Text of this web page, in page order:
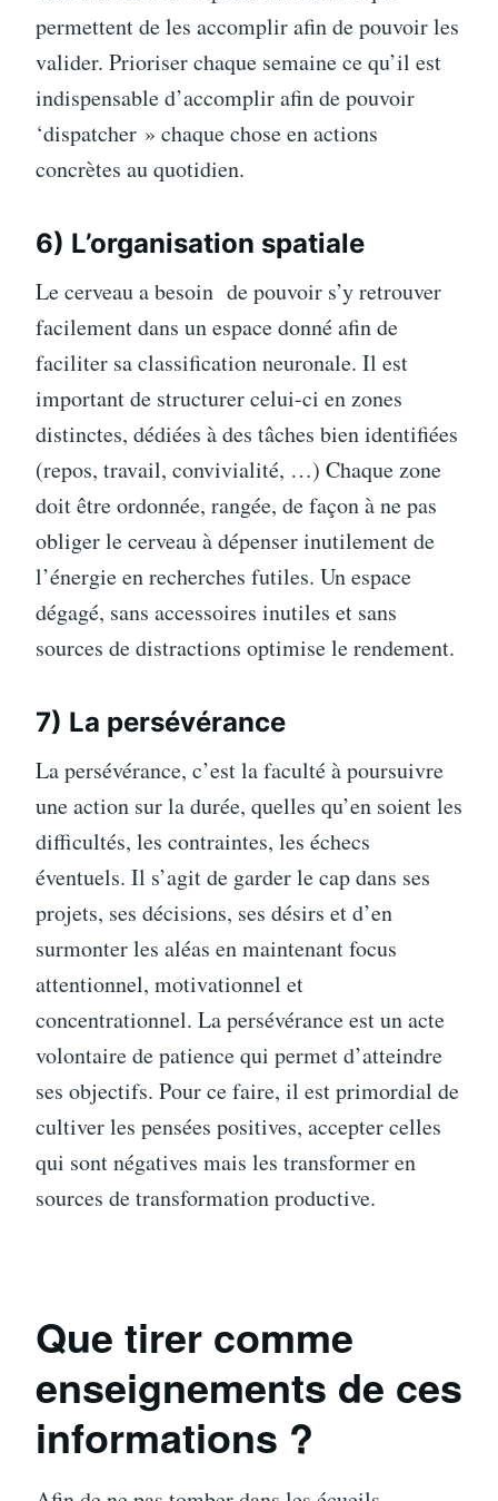
permettent de les accomplir afin de pouvoir les
valider. Prioriser chaque semaine ce qu’il est
indispensable d’accomplir afin de pouvoir
‘dispatcher » chaque chose en actions
concrètes au quotidien.
6) L’organisation spatiale
Le cerveau a besoin de pouvoir s’y retrouver
facilement dans un espace donné afin de
faciliter sa classification neuronale. Il est
important de structurer celui-ci en zones
distinctes, dédiées à des tâches bien identifiées
(repos, travail, convivialité, …) Chaque zone
doit être ordonnée, rangée, de façon à ne pas
obliger le cerveau à dépenser inutilement de
l’énergie en recherches futiles. Un espace
dégagé, sans accessoires inutiles et sans
sources de distractions optimise le rendement.
7) La persévérance
La persévérance, c’est la faculté à poursuivre
une action sur la durée, quelles qu’en soient les
difficultés, les contraintes, les échecs
éventuels. Il s’agit de garder le cap dans ses
projets, ses décisions, ses désirs et d’en
surmonter les aléas en maintenant focus
attentionnel, motivationnel et
concentrationnel. La persévérance est un acte
volontaire de patience qui permet d’atteindre
ses objectifs. Pour ce faire, il est primordial de
cultiver les pensées positives, accepter celles
qui sont négatives mais les transformer en
sources de transformation productive.
Que tirer comme
enseignements de ces
informations ?